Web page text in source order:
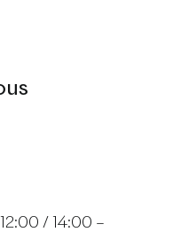
/ 14:00 –